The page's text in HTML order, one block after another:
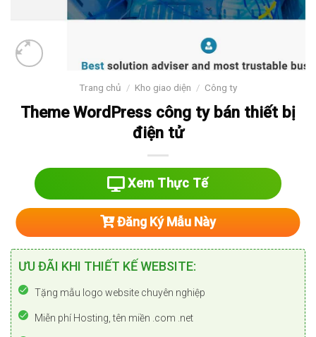
Trang chủ / Kho giao diện / Công ty
Theme WordPress công ty bán thiết bị
điện tử
Xem Thực Tế
ƯU ĐÃI KHI THIẾT KẾ WEBSITE:
Tặng mẫu logo website chuyên nghiệp
Miễn phí Hosting, tên miền .com .net
Đăng Ký Mẫu Này